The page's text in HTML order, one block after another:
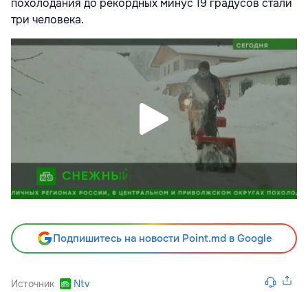
похолодания до рекордных минус 19 градусов стали
три человека.
Подпишитесь на новости Point.md в Google
Источник Ntv